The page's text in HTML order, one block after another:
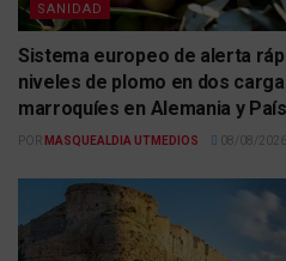
SANIDAD
Sistema europeo de alerta
niveles de plomo en dos
marroquíes en Alemania y
POR MASQUEALDIA UTMEDIOS 08/08/2026